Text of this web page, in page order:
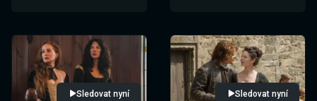
Sledovat nyní Sledovat nyní